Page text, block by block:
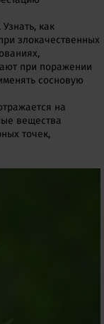
как
злокачественных
при поражении
сосновую
на
вещества
точек,